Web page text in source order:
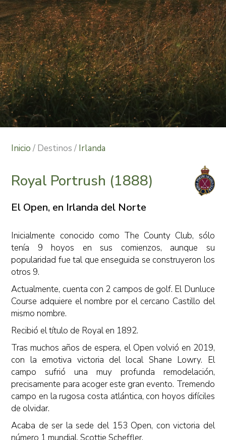
Pause
Inicio / Destinos / Irlanda
Royal Portrush (1888)
El Open, en Irlanda del Norte
Inicialmente conocido como The County Club, sólo
tenía 9 hoyos en sus comienzos, aunque su
popularidad fue tal que enseguida se construyeron los
otros 9.
Actualmente, cuenta con 2 campos de golf. El Dunluce
Course adquiere el nombre por el cercano Castillo del
mismo nombre.
Recibió el título de Royal en 1892.
Tras muchos años de espera, el Open volvió en 2019,
con la emotiva victoria del local Shane Lowry. El
campo sufrió una muy profunda remodelación,
precisamente para acoger este gran evento. Tremendo
campo en la rugosa costa atlántica, con hoyos difíciles
de olvidar.
Acaba de ser la sede del 153 Open, con victoria del